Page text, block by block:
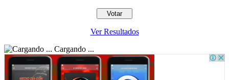
Ver Resultados
Cargando ...